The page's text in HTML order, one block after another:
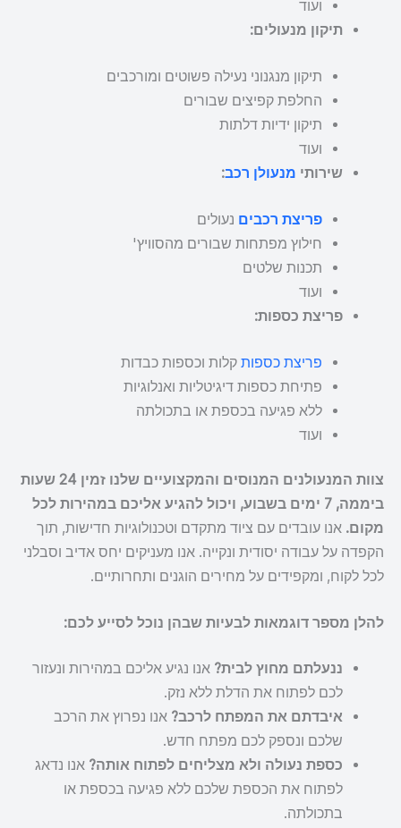
ועוד
תיקון מנעולים:
תיקון מנגנוני נעילה פשוטים ומורכבים
החלפת קפיצים שבורים
תיקון ידיות דלתות
ועוד
שירותי מנעולן רכב:
פריצת רכבים נעולים
חילוץ מפתחות שבורים מהסוויץ'
תכנות שלטים
ועוד
פריצת כספות:
פריצת כספות קלות וכספות כבדות
פתיחת כספות דיגיטליות ואנלוגיות
ללא פגיעה בכספת או בתכולתה
ועוד
צוות המנעולנים המנוסים והמקצועיים שלנו זמין 24 שעות
ביממה, 7 ימים בשבוע, ויכול להגיע אליכם במהירות לכל
מקום. אנו עובדים עם ציוד מתקדם וטכנולוגיות חדישות, תוך
הקפדה על עבודה יסודית ונקייה. אנו מעניקים יחס אדיב וסבלני
לכל לקוח, ומקפידים על מחירים הוגנים ותחרותיים.
להלן מספר דוגמאות לבעיות שבהן נוכל לסייע לכם:
ננעלתם מחוץ לבית? אנו נגיע אליכם במהירות ונעזור
לכם לפתוח את הדלת ללא נזק.
איבדתם את המפתח לרכב? אנו נפרוץ את הרכב
שלכם ונספק לכם מפתח חדש.
כספת נעולה ולא מצליחים לפתוח אותה? אנו נדאג
לפתוח את הכספת שלכם ללא פגיעה בכספת או
בתכולתה.